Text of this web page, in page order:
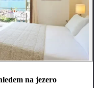
na jezero